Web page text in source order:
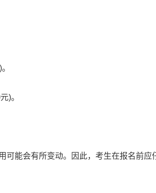
)。
可能会有所变动。因此，考生在报名前应